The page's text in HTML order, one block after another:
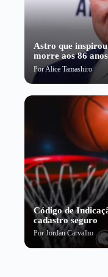
Astro que
morre aos 86 anos
PorAlice Tamashiro
Código de
cadastro seguro
PorJordan Carvalho